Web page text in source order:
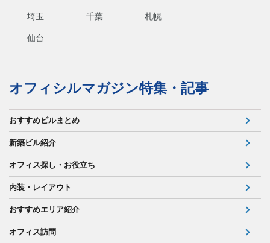
埼玉 千葉 札幌
仙台
オフィシルマガジン特集・記事
おすすめビルまとめ
新築ビル紹介
オフィス探し・お役立ち
内装・レイアウト
おすすめエリア紹介
オフィス訪問